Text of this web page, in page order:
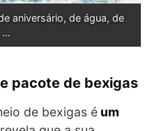
aniversário, de água, de
…
pacote de bexigas
de bexigas é um